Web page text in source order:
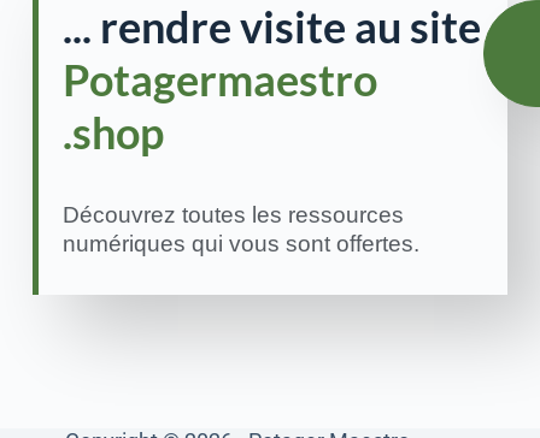
... rendre visite au site
Potagermaestro
.shop
Découvrez toutes les ressources
numériques qui vous sont offertes.